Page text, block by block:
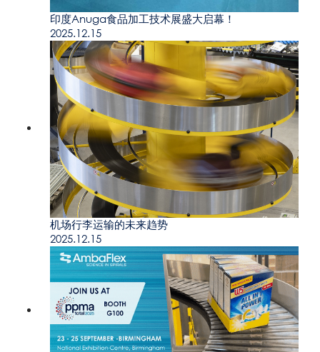
印度Anuga食品加工技术展盛大启幕！
2025.12.15
机场行李运输的未来趋势
2025.12.15